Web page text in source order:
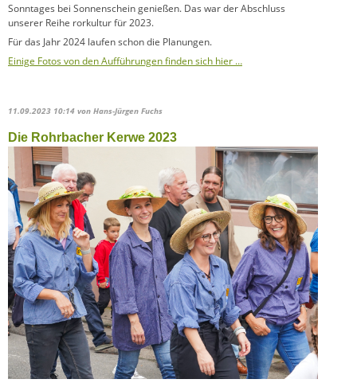
Sonntages bei Sonnenschein genießen. Das war der Abschluss
unserer Reihe rorkultur für 2023.
Für das Jahr 2024 laufen schon die Planungen.
Einige Fotos von den Aufführungen finden sich hier …
11.09.2023 10:14 von Hans-Jürgen Fuchs
Die Rohrbacher Kerwe 2023